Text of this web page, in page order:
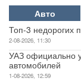
Авто
Топ-3 недорогих
2-08-2026, 11:30
УАЗ официально
автомобилей
1-08-2026, 12:59